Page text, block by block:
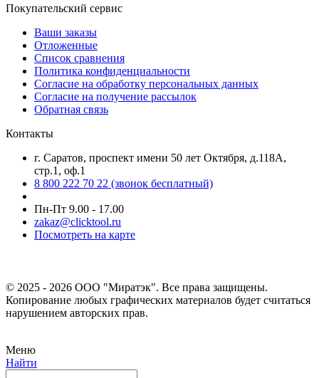
Покупательский сервис
Ваши заказы
Отложенные
Список сравнения
Политика конфиденциальности
Согласие на обработку персональных данных
Согласие на получение рассылок
Обратная связь
Контакты
г. Саратов, проспект имени 50 лет Октября, д.118А,
стр.1, оф.1
8 800 222 70 22 (звонок бесплатный)
Пн-Пт 9.00 - 17.00
zakaz@clicktool.ru
Посмотреть на карте
© 2025 - 2026 ООО "Миратэк". Все права защищены.
Копирование любых графических материалов будет считаться
нарушением авторских прав.
Меню
Найти